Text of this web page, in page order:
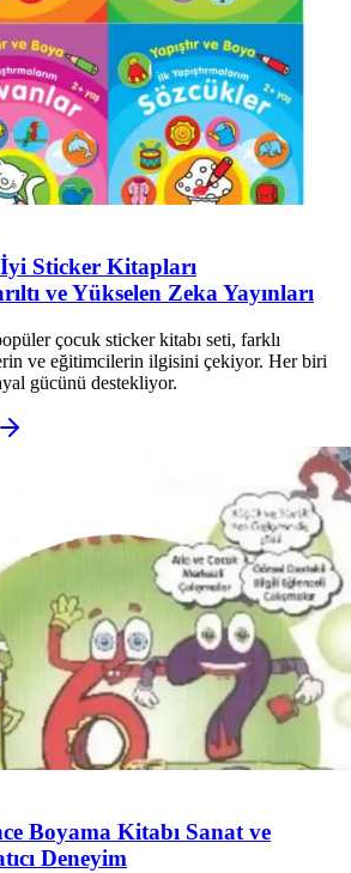
Sticker Kitapları
ve Yükselen Zeka Yayınları
çocuk sticker kitabı seti, farklı
ve eğitimcilerin ilgisini çekiyor. Her biri
gücünü destekliyor.
Boyama Kitabı Sanat ve
Deneyim